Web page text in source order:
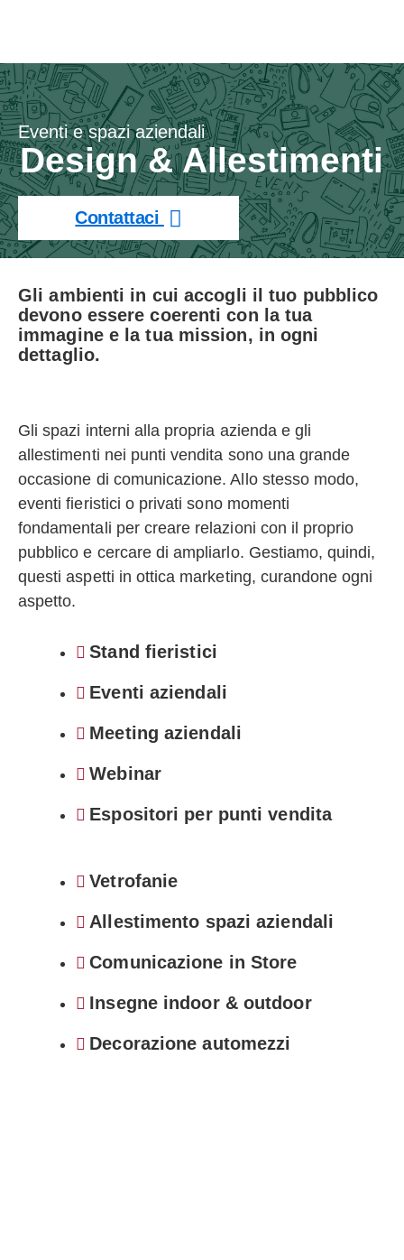
Eventi e spazi aziendali
Design & Allestimenti
Contattaci
Gli ambienti in cui accogli il tuo pubblico
devono essere coerenti con la tua
immagine e la tua mission, in ogni
dettaglio.
Gli spazi interni alla propria azienda e gli
allestimenti nei punti vendita sono una grande
occasione di comunicazione. Allo stesso modo,
eventi fieristici o privati sono momenti
fondamentali per creare relazioni con il proprio
pubblico e cercare di ampliarlo. Gestiamo, quindi,
questi aspetti in ottica marketing, curandone ogni
aspetto.
Stand fieristici
Eventi aziendali
Meeting aziendali
Webinar
Espositori per punti vendita
Vetrofanie
Allestimento spazi aziendali
Comunicazione in Store
Insegne indoor & outdoor
Decorazione automezzi